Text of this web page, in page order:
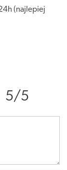
(najlepiej
5/5